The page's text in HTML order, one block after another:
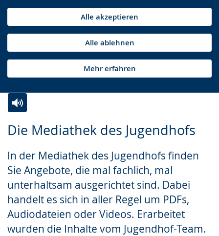
Alle akzeptieren
Alle ablehnen
Mehr erfahren
Die Mediathek des Jugendhofs
In der Mediathek des Jugendhofs finden
Sie Angebote, die mal fachlich, mal
unterhaltsam ausgerichtet sind. Dabei
handelt es sich in aller Regel um PDFs,
Audiodateien oder Videos. Erarbeitet
wurden die Inhalte vom Jugendhof-Team.
Leichten
wechseln.
Audio-
Video
Deutscher
Gebärdensprache
wird
angezeigt.